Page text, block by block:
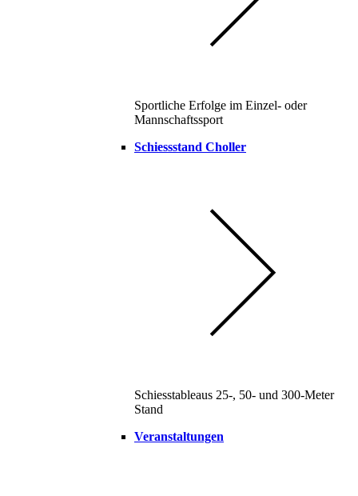
Sportliche Erfolge im Einzel- oder
Mannschaftssport
Schiessstand Choller
Schiesstableaus 25-, 50- und 300-Meter
Stand
Veranstaltungen